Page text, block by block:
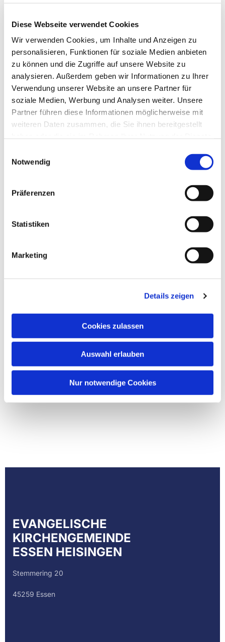
Diese Webseite verwendet Cookies
Wir verwenden Cookies, um Inhalte und Anzeigen zu
personalisieren, Funktionen für soziale Medien anbieten
zu können und die Zugriffe auf unsere Website zu
analysieren. Außerdem geben wir Informationen zu Ihrer
Verwendung unserer Website an unsere Partner für
soziale Medien, Werbung und Analysen weiter. Unsere
Partner führen diese Informationen möglicherweise mit
weiteren Daten zusammen, die Sie ihnen bereitgestellt
Notwendig
Präferenzen
Statistiken
Marketing
Details zeigen
Cookies zulassen
Auswahl erlauben
Nur notwendige Cookies
EVANGELISCHE
KIRCHENGEMEINDE
ESSEN HEISINGEN
Stemmering 20
45259 Essen